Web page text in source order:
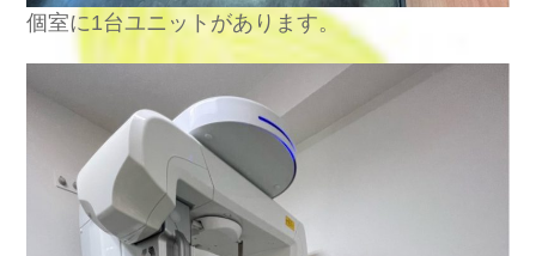
個室に1台ユニットがあります。